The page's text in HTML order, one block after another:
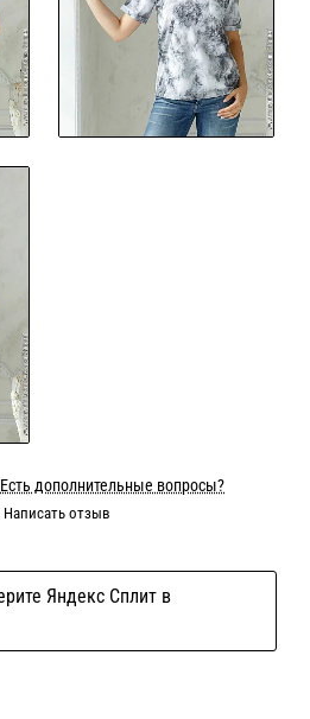
Есть дополнительные вопросы?
Яндекс Сплит в
Написать отзыв